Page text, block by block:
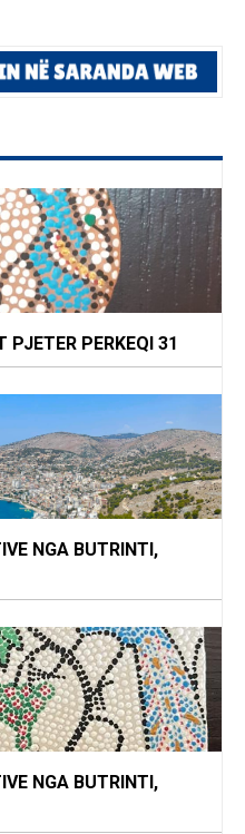
PJETER PERKEQI 31
NGA BUTRINTI,
NGA BUTRINTI,